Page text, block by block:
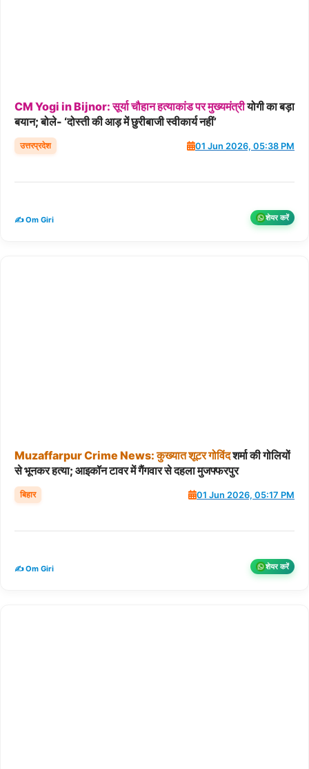
CM Yogi inBijnor: सूर्याचौहानहत्याकांडपरमुख्यमंत्रीयोगी का बड़ा
बयान; बोले- ‘दोस्ती की आड़ में छुरीबाजी स्वीकार्य नहीं’
उत्तरप्रदेश 01 Jun 2026, 05:38 PM
✍️ Om Giri शेयर करें
MuzaffarpurCrime News: कुख्यातशूटरगोविंदशर्मा की गोलियों
से भूनकर हत्या; आइकॉन टावर में गैंगवार से दहला मुजफ्फरपुर
बिहार 01 Jun 2026, 05:17 PM
✍️ Om Giri शेयर करें